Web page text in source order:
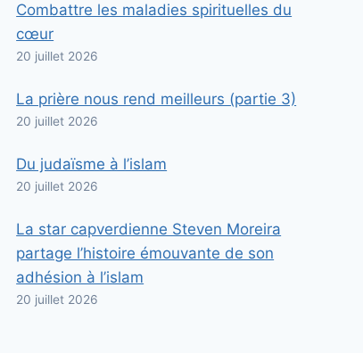
Combattre les maladies spirituelles du
cœur
20 juillet 2026
La prière nous rend meilleurs (partie 3)
20 juillet 2026
Du judaïsme à l’islam
20 juillet 2026
La star capverdienne Steven Moreira
partage l’histoire émouvante de son
adhésion à l’islam
20 juillet 2026